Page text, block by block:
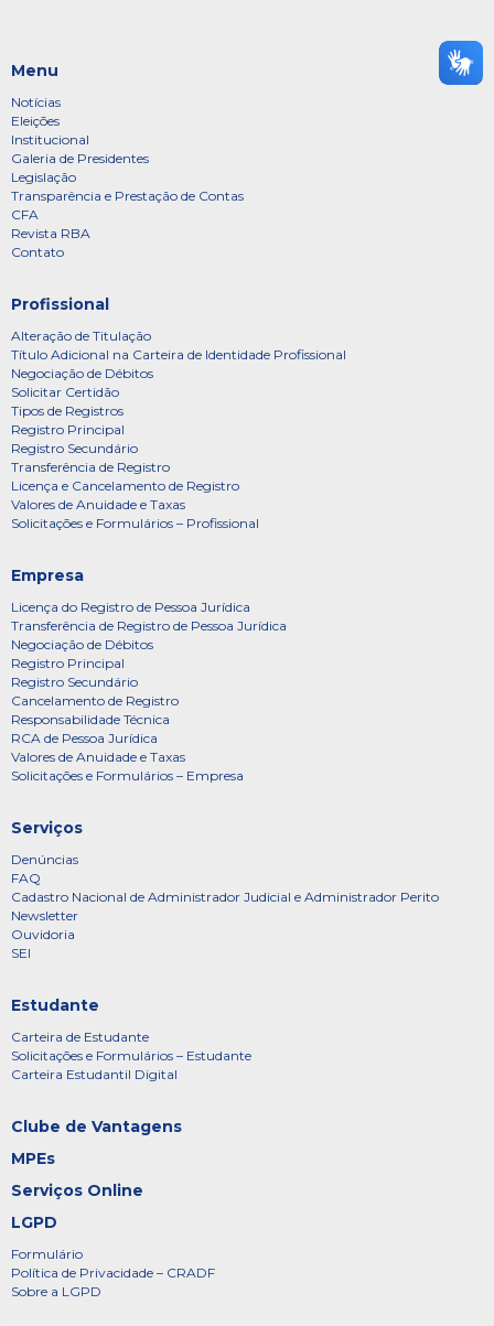
Menu
Notícias
Eleições
Institucional
Galeria de Presidentes
Legislação
Transparência e Prestação de Contas
CFA
Revista RBA
Contato
Profissional
Alteração de Titulação
Título Adicional na Carteira de Identidade Profissional
Negociação de Débitos
Solicitar Certidão
Tipos de Registros
Registro Principal
Registro Secundário
Transferência de Registro
Licença e Cancelamento de Registro
Valores de Anuidade e Taxas
Solicitações e Formulários – Profissional
Empresa
Licença do Registro de Pessoa Jurídica
Transferência de Registro de Pessoa Jurídica
Negociação de Débitos
Registro Principal
Registro Secundário
Cancelamento de Registro
Responsabilidade Técnica
RCA de Pessoa Jurídica
Valores de Anuidade e Taxas
Solicitações e Formulários – Empresa
Serviços
Denúncias
FAQ
Cadastro Nacional de Administrador Judicial e Administrador Perito
Newsletter
Ouvidoria
SEI
Estudante
Carteira de Estudante
Solicitações e Formulários – Estudante
Carteira Estudantil Digital
Clube de Vantagens
MPEs
Serviços Online
LGPD
Formulário
Política de Privacidade – CRADF
Sobre a LGPD